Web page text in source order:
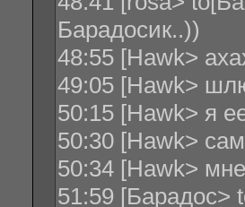
Барадосик..))
48:55 [Hawk>
49:05 [Hawk>
50:15 [Hawk> я
50:30 [Hawk>
50:34 [Hawk>
51:59 [Барадос>